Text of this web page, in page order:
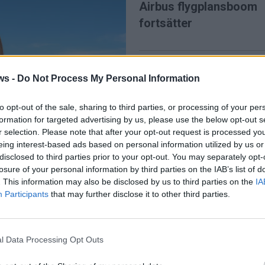
- Do Not Process My Personal Information
opt-out of the sale, sharing to third parties, or processing of your
for targeted advertising by us, please use the below opt-out
selection. Please note that after your opt-out request is processed
interest-based ads based on personal information utilized by us
to third parties prior to your opt-out. You may separately
of your personal information by third parties on the IAB’s list of
This information may also be disclosed by us to third parties on the
Participants that may further disclose it to other third parties.
Data Processing Opt Outs
PREMIUM
ute – men
undantag
trend på ytan” har de rätt.
har de också rätt.
varandra.
Airbus flygplansboom
fortsätter
Hotellens största utmanare når
rekordnivåer
Apollo köper